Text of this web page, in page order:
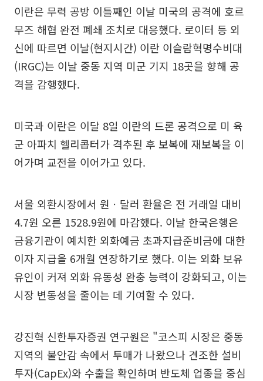
이란은 무력 공방 이틀째인 이날 미국의 공격에 호르
무즈 해협 완전 폐쇄 조치로 대응했다. 로이터 등 외
신에 따르면 이날(현지시간) 이란 이슬람혁명수비대
(IRGC)는 이날 중동 지역 미군 기지 18곳을 향해 공
격을 감행했다.
미국과 이란은 이달 8일 이란의 드론 공격으로 미 육
군 아파치 헬리콥터가 격추된 후 보복에 재보복을 이
어가며 교전을 이어가고 있다.
서울 외환시장에서 원ㆍ달러 환율은 전 거래일 대비
4.7원 오른 1528.9원에 마감했다. 이날 한국은행은
금융기관이 예치한 외화예금 초과지급준비금에 대한
이자 지급을 6개월 연장하기로 했다. 이는 외화 보유
유인이 커져 외화 유동성 완충 능력이 강화되고, 이는
시장 변동성을 줄이는 데 기여할 수 있다.
강진혁 신한투자증권 연구원은 "코스피 시장은 중동
지역의 불안감 속에서 투매가 나왔으나 견조한 설비
투자(CapEx)와 수출을 확인하며 반도체 업종을 중심